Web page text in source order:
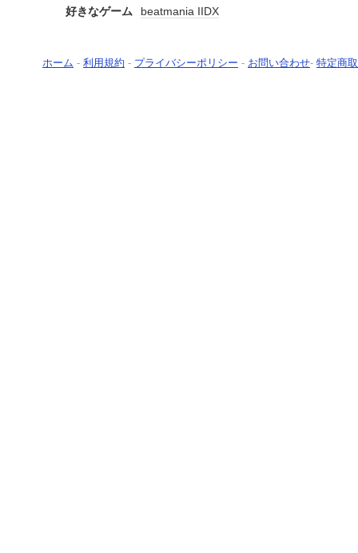
好きなゲーム
beatmania IIDX
ホーム - 利用規約 - プライバシーポリシー - お問い合わせ- 特定商